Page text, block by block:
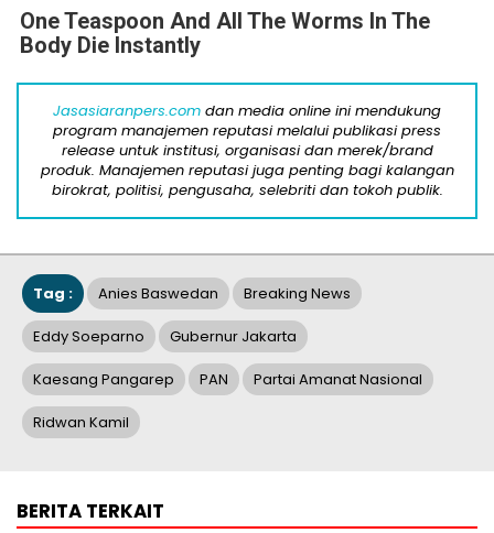
One Teaspoon And All The Worms In The
Body Die Instantly
Jasasiaranpers.com dan media online ini mendukung
program manajemen reputasi melalui publikasi press
release untuk institusi, organisasi dan merek/brand
produk. Manajemen reputasi juga penting bagi kalangan
birokrat, politisi, pengusaha, selebriti dan tokoh publik.
Tag : Anies Baswedan Breaking News
Eddy Soeparno Gubernur Jakarta
Kaesang Pangarep PAN Partai Amanat Nasional
Ridwan Kamil
BERITA TERKAIT